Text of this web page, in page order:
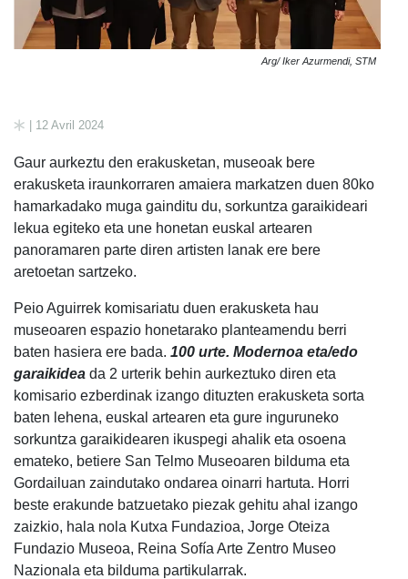
Arg/ Iker Azurmendi, STM
| 12 Avril 2024
Gaur aurkeztu den erakusketan, museoak bere
erakusketa iraunkorraren amaiera markatzen duen 80ko
hamarkadako muga gainditu du, sorkuntza garaikideari
lekua egiteko eta une honetan euskal artearen
panoramaren parte diren artisten lanak ere bere
aretoetan sartzeko.
Peio Aguirrek komisariatu duen erakusketa hau
museoaren espazio honetarako planteamendu berri
baten hasiera ere bada. 100 urte. Modernoa eta/edo
garaikidea da 2 urterik behin aurkeztuko diren eta
komisario ezberdinak izango dituzten erakusketa sorta
baten lehena, euskal artearen eta gure inguruneko
sorkuntza garaikidearen ikuspegi ahalik eta osoena
emateko, betiere San Telmo Museoaren bilduma eta
Gordailuan zaindutako ondarea oinarri hartuta. Horri
beste erakunde batzuetako piezak gehitu ahal izango
zaizkio, hala nola Kutxa Fundazioa, Jorge Oteiza
Fundazio Museoa, Reina Sofía Arte Zentro Museo
Nazionala eta bilduma partikularrak.